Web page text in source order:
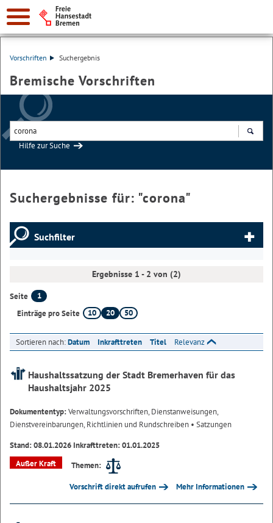
Vorschriften Suchergebnis
Bremische Vorschriften
Hilfe zur Suche
Suchergebnisse für: "corona"
Suchfilter
Ergebnisse 1 - 2 von (2)
Seite
1
Einträge pro Seite
10 20 50
Sortieren nach:Datum Inkrafttreten Titel Relevanz
Haushaltssatzung der Stadt Bremerhaven für das
Haushaltsjahr 2025
Dokumententyp:Verwaltungsvorschriften, Dienstanweisungen,
Dienstvereinbarungen, Richtlinien und Rundschreiben • Satzungen
Stand: 08.01.2026 Inkrafttreten: 01.01.2025
Außer Kraft
Themen:
Vorschrift direkt aufrufen Mehr Informationen